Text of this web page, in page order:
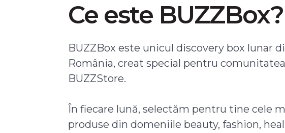
Ce este BUZZBox?
BUZZBox este unicul discovery box lunar
România, creat special pentru comunitatea
BUZZStore.
În fiecare lună, selectăm pentru tine cele
produse din domeniile beauty, fashion,